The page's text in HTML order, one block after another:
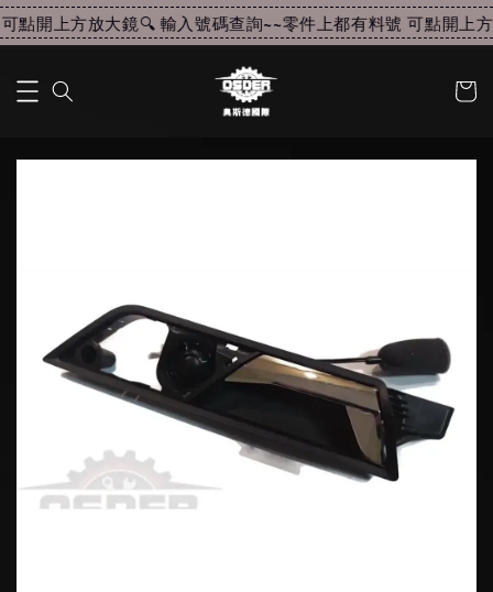
點開上方放大鏡🔍 輸入號碼查詢~~零件上都有料號 可點開上